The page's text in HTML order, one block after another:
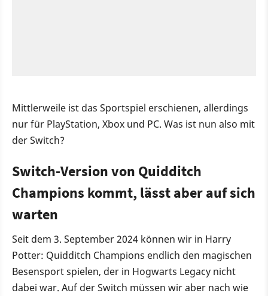
Mittlerweile ist das Sportspiel erschienen, allerdings
nur für PlayStation, Xbox und PC. Was ist nun also mit
der Switch?
Switch-Version von Quidditch
Champions kommt, lässt aber auf sich
warten
Seit dem 3. September 2024 können wir in Harry
Potter: Quidditch Champions endlich den magischen
Besensport spielen, der in Hogwarts Legacy nicht
dabei war. Auf der Switch müssen wir aber nach wie